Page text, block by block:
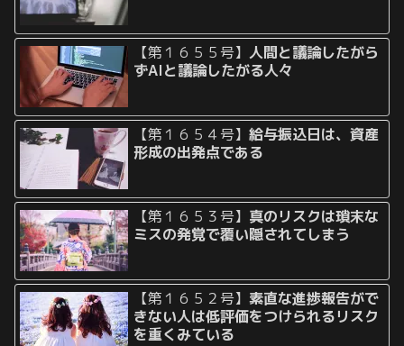
【第１６５５号】人間と議論したがら
ずAIと議論したがる人々
【第１６５４号】給与振込日は、資産
形成の出発点である
【第１６５３号】 真のリスクは瑣末な
ミスの発覚で覆い隠されてしまう
【第１６５２号】素直な進捗報告がで
きない人は低評価をつけられるリスク
を重くみている